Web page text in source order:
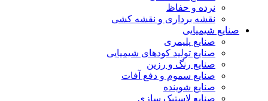
نرده و حفاظ
نقشه برداری و نقشه کشی
صنایع شیمیایی
صنایع پلیمری
صنایع تولید کودهای شیمیایی
صنایع رنگ و رزین
صنایع سموم و دفع آفات
صنایع شوینده
صنایع لاستیک سازی